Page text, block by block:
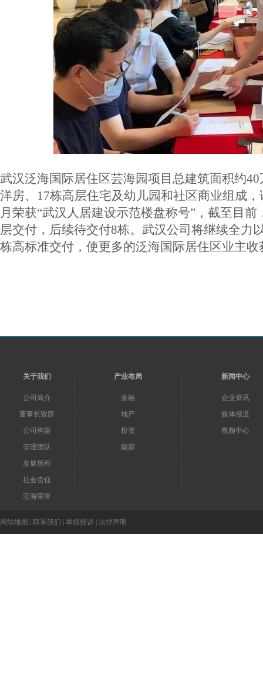
武汉泛海国际居住区芸海园项目总建筑面积约
洋房、17栋高层住宅及幼儿园和社区商业组成，
月荣获“武汉人居建设示范楼盘称号”，截至目前
层交付，后续待交付8栋。武汉公司将继续全力
栋高标准交付，使更多的泛海国际居住区业主
关于我们
公司简介
董事长致辞
公司构架
管理团队
发展历程
社会责任
泛海荣誉
产业布局
金融
地产
投资
能源
新闻中心
企业资讯
媒体报道
视频中心
网站地图 | 联系我们 | 举报投诉 | 法律声明